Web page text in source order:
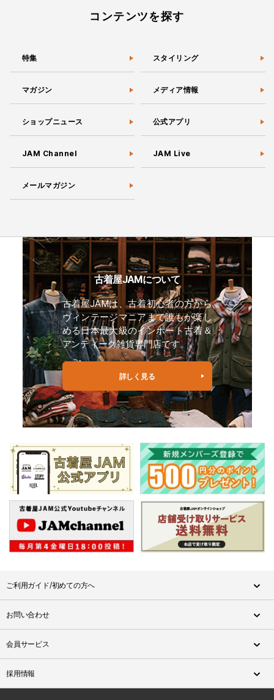
ジ
コンテンツを探す
特集 スタイリング
マガジン メディア情報
ショップニュース 公式アプリ
JAM Channel JAM Live
メールマガジン
古着屋JAMについて
古着屋JAMは、古着初心者の方から
ヴィンテージマニアまで誰もが楽し
める日本最大級のインポート古着＆
アンティーク雑貨専門店です。
詳しく見る
ご利用ガイド/初めての方へ
お問い合わせ
会員サービス
採用情報